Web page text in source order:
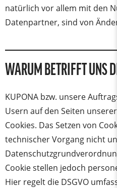
natürlich vor allem mit den
Datenpartner, sind von
WARUM BETRIFFT UNS
KUPONA bzw. unsere
Usern auf den Seiten
Cookies. Das Setzen von
technischer Vorgang nicht
Cookie stellen jedoch
Hier regelt die DSGVO